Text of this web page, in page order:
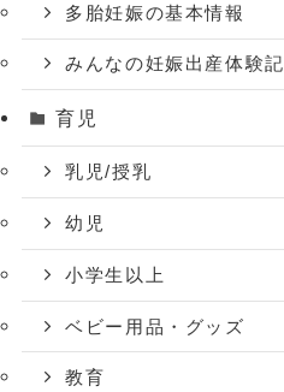
多胎妊娠の基本情報
みんなの妊娠出産体験記
育児
乳児/授乳
幼児
小学生以上
ベビー用品・グッズ
教育